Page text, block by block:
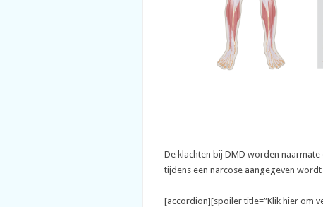
De klachten bij DMD worden
tijdens een narcose aangegeven
[accordion][spoiler title=”Klik hier om